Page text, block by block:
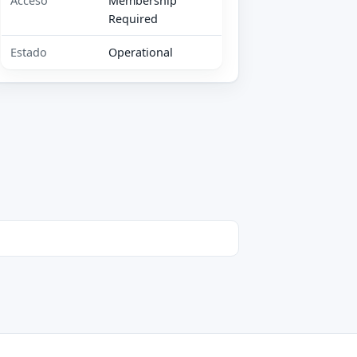
Required
Estado Operational